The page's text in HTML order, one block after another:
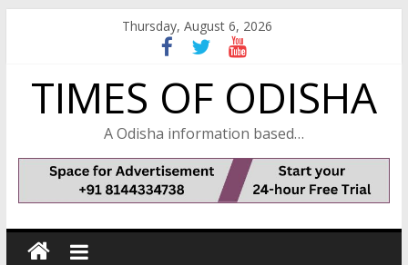
Thursday, August 6, 2026
TIMES OF ODISHA
A Odisha information based…